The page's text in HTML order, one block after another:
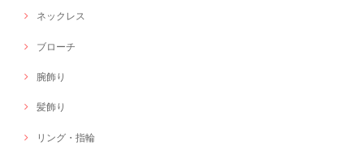
ネックレス
ブローチ
腕飾り
髪飾り
リング・指輪